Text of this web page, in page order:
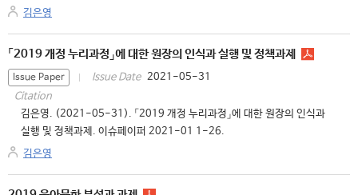
김은영
「2019 개정 누리과정」에 대한 원장의 인식과 실행 및 정책과제
Issue Paper Issue Date 2021-05-31
Citation
김은영. (2021-05-31). 「2019 개정 누리과정」에 대한 원장의 인식과
실행 및 정책과제. 이슈페이퍼 2021-01 1-26.
김은영